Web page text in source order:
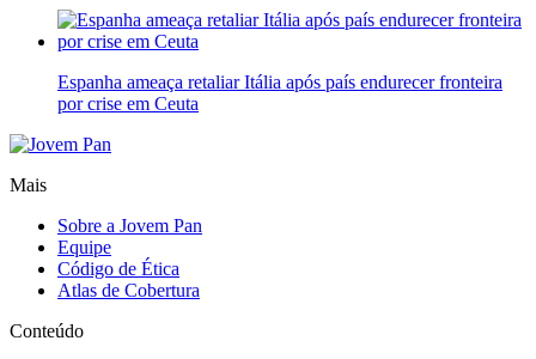
Espanha ameaça retaliar Itália após país endurecer fronteira
por crise em Ceuta
Mais
Sobre a Jovem Pan
Equipe
Código de Ética
Atlas de Cobertura
Conteúdo